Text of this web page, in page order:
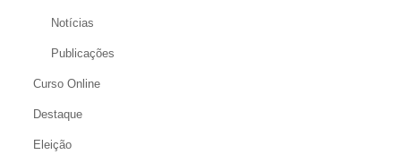
Notícias
Publicações
Curso Online
Destaque
Eleição